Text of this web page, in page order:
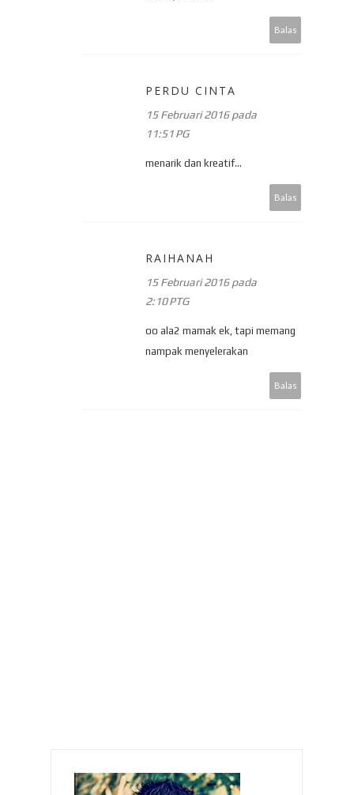
Balas
PERDU CINTA
15 Februari 2016 pada
11:51 PG
menarik dan kreatif...
Balas
RAIHANAH
15 Februari 2016 pada
2:10 PTG
oo ala2 mamak ek, tapi memang
nampak menyelerakan
Balas